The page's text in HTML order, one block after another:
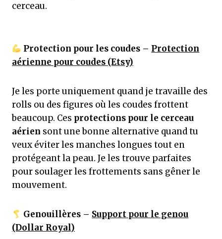
cerceau.
Protection pour les coudes – Protection
aérienne pour coudes (Etsy)
Je les porte uniquement quand je travaille des
rolls ou des figures où les coudes frottent
beaucoup. Ces protections pour le cerceau
aérien sont une bonne alternative quand tu
veux éviter les manches longues tout en
protégeant la peau. Je les trouve parfaites
pour soulager les frottements sans gêner le
mouvement.
Genouillères – Support pour le genou
(Dollar Royal)